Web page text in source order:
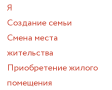
Я
Создание семьи
Смена места
жительства
Приобретение жилого
помещения